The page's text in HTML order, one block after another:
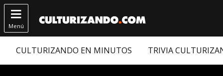

Menú
CULTURIZANDO EN MINUTOS TRIVIA